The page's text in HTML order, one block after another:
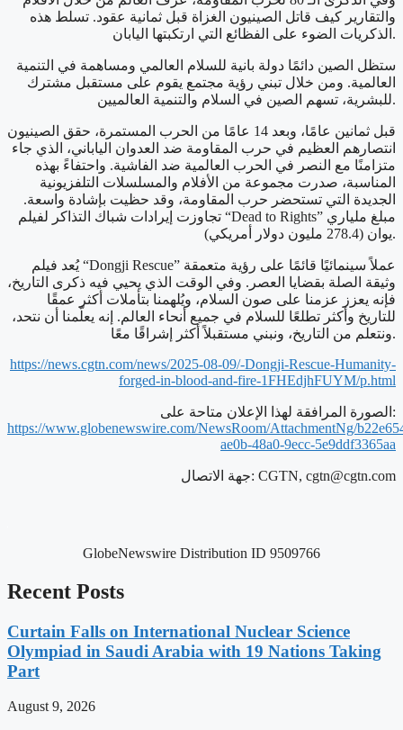
والتقارير كيف قاتل الصينيون الغزاة قبل ثمانية عقود. تسلط هذه
الذكريات الضوء على الفظائع التي ارتكبتها اليابان.
ستظل الصين دائمًا دولة بانية للسلام العالمي ومساهمة في التنمية
العالمية. ومن خلال تبني رؤية مجتمع يقوم على مستقبل مشترك
للبشرية، تسهم الصين في السلام والتنمية العالميين.
قبل ثمانين عامًا، وبعد 14 عامًا من الحرب المستمرة، حقق الصينيون
انتصارهم العظيم في حرب المقاومة ضد العدوان الياباني، الذي جاء
متزامنًا مع النصر في الحرب العالمية ضد الفاشية. واحتفاءً بهذه
المناسبة، صدرت مجموعة من الأفلام والمسلسلات التلفزيونية
الجديدة التي تستحضر حرب المقاومة، وقد حظيت بإشادة واسعة.
تجاوزت إيرادات شباك التذاكر لفيلم “Dead to Rights” مبلغ ملياري
يوان (278.4 مليون دولار أمريكي).
يُعد فيلم “Dongji Rescue” عملاً سينمائيًا قائمًا على رؤية متعمقة
وثيقة الصلة بقضايا العصر. وفي الوقت الذي يحيي فيه ذكرى التاريخ،
فإنه يعزز عزمنا على صون السلام، ويُلهمنا بتأملات أكثر عمقًا
للتاريخ وأكثر تطلعًا للسلام في جميع أنحاء العالم. إنه يعلّمنا أن نتحد،
ونتعلم من التاريخ، ونبني مستقبلاً أكثر إشراقًا معًا.
https://news.cgtn.com/news/2025-08-09/-Dongji-Rescue-Humanity-
forged-in-blood-and-fire-1FHEdjhFUYM/p.html
الصورة المرافقة لهذا الإعلان متاحة على:
https://www.globenewswire.com/NewsRoom/AttachmentNg/
ae0b-48a0-9ecc-5e9ddf3365aa
جهة الاتصال: CGTN, cgtn@cgtn.com
GlobeNewswire Distribution ID 9509766
Recent Posts
Curtain Falls on International Nuclear Science
Olympiad in Saudi Arabia with 19 Nations Taking
Part
August 9, 2026